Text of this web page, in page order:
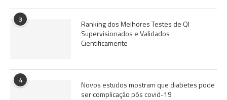
3
Ranking dos Melhores Testes de QI
Supervisionados e Validados
Cientificamente
4
Novos estudos mostram que diabetes pode
ser complicação pós covid-19